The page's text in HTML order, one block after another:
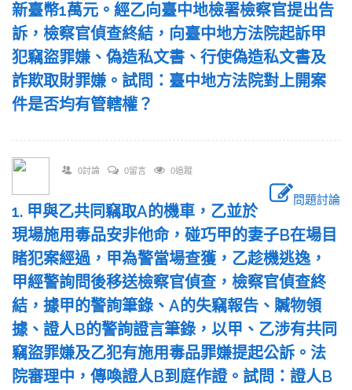
新臺幣1萬元。經乙向臺中地檢署檢察官提出告
訴，檢察官偵查終結，向臺中地方法院起訴甲
犯竊盜罪嫌、偽造私文書、行使偽造私文書及
詐欺取財罪嫌。試問：臺中地方法院對上開案
件是否均有管轄權？
0討論 0留言 0追蹤
問題討論
1. 甲與乙共同竊取A的機車，乙並於
現場施用毒品安非他命，碰巧甲的妻子B在場目
睹犯案經過，甲為警當場查獲，乙趁機逃逸，
甲經警詢問後移送檢察官偵查，檢察官偵查終
結，據甲的警詢筆錄、A的失竊報告、贓物領
據、證人B的警詢證言筆錄，以甲、乙涉有共同
竊盜罪嫌及乙犯有施用毒品罪嫌提起公訴。法
院審理中，傳喚證人B到庭作證。試問：證人B